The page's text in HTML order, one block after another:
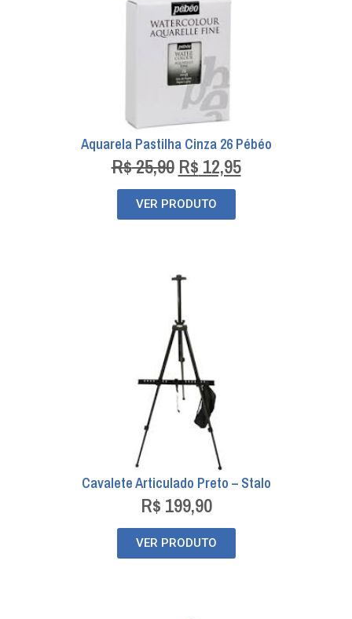
Aquarela Pastilha Cinza 26 Pébéo
R$25,90 R$ 12,95
VER PRODUTO
Cavalete Articulado Preto – Stalo
R$ 199,90
VER PRODUTO